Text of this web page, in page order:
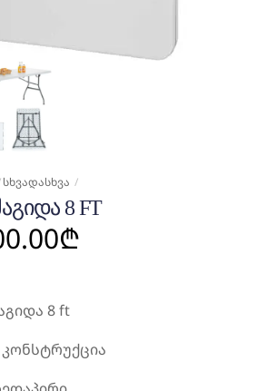
ᲡᲮᲕᲐᲓᲐᲡᲮᲕᲐ
8 FT
₾
8 ft